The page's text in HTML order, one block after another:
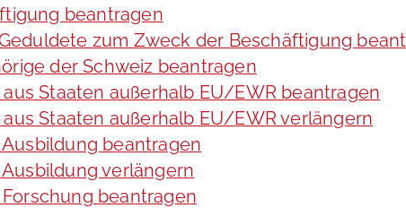
beantragen
zum Zweck der Beschäftigung
der Schweiz beantragen
Staaten außerhalb EU/EWR beantragen
Staaten außerhalb EU/EWR verlängern
beantragen
verlängern
beantragen